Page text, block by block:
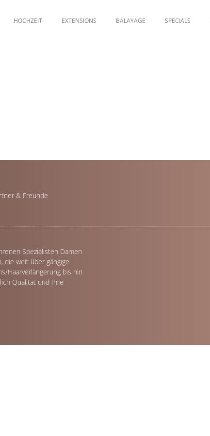
HOCHZEIT EXTENSIONS BALAYAGE SPECIALS
& Freunde
Spezialisten Damen
die weit über gängige
Haarverlängerung bis hin
Qualität und Ihre